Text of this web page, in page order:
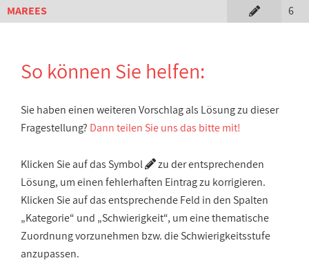
MAREES
6
So können Sie helfen:
Sie haben einen weiteren Vorschlag als Lösung zu dieser
Fragestellung? Dann teilen Sie uns das bitte mit!
Klicken Sie auf das Symbol
zu der entsprechenden
Lösung, um einen fehlerhaften Eintrag zu korrigieren.
Klicken Sie auf das entsprechende Feld in den Spalten
„Kategorie“ und „Schwierigkeit“, um eine thematische
Zuordnung vorzunehmen bzw. die Schwierigkeitsstufe
anzupassen.